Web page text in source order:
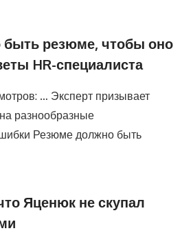
резюме, чтобы оно
HR-специалиста
… Эксперт призывает
разнообразные
Резюме должно быть
Яценюк не скупал